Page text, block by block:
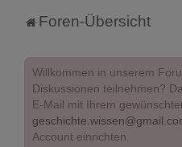
Foren-Übersicht
Willkommen in unserem
Diskussionen teilnehmen?
E-Mail mit Ihrem
Account einrichten.